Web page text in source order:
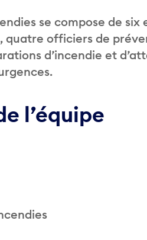
se compose de
quatre officiers de
d’incendie et
l’équipe